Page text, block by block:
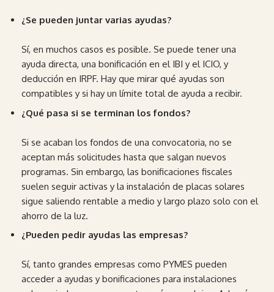
¿Se pueden juntar varias ayudas?
Sí, en muchos casos es posible. Se puede tener una
ayuda directa, una bonificación en el IBI y el ICIO, y
deducción en IRPF. Hay que mirar qué ayudas son
compatibles y si hay un límite total de ayuda a recibir.
¿Qué pasa si se terminan los fondos?
Si se acaban los fondos de una convocatoria, no se
aceptan más solicitudes hasta que salgan nuevos
programas. Sin embargo, las bonificaciones fiscales
suelen seguir activas y la instalación de placas solares
sigue saliendo rentable a medio y largo plazo solo con el
ahorro de la luz.
¿Pueden pedir ayudas las empresas?
Sí, tanto grandes empresas como PYMES pueden
acceder a ayudas y bonificaciones para instalaciones